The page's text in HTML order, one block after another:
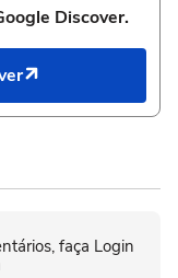
Discover.
faça Login